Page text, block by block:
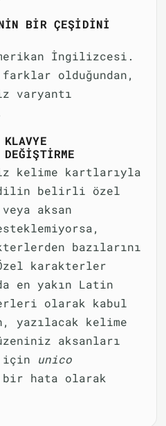
BIR ÇEŞIDINI
İngilizcesi.
olduğundan,
varyantı
KLAVYE
kelime kartlarıyla
dilin belirli özel
aksan
bazılarını
karakterler
en yakın Latin
olarak kabul
yazılacak kelime
aksanları
için unico
bir hata olarak